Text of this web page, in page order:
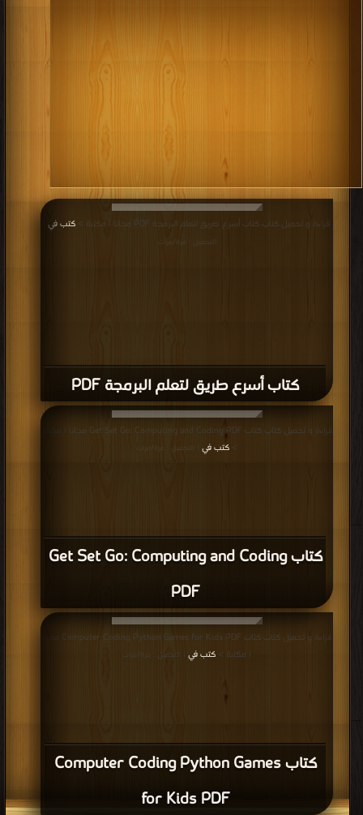
كتاب أسرع طريق لتعلم البرمجة PDF
قراءة و تحميل كتاب كتاب أسرع طريق لتعلم البرمجة PDF مجانا | مكتبة > كتب في
التحميل : مرة/مرات
كتاب Get Set Go: Computing and Coding
PDF
قراءة و تحميل كتاب كتاب Get Set Go: Computing and Coding PDF مجانا | مكتبة
> كتب في | التحميل : مرة/مرات
كتاب Computer Coding Python Games
for Kids PDF
| مكتبة > كتب في | التحميل : مرة/مرات